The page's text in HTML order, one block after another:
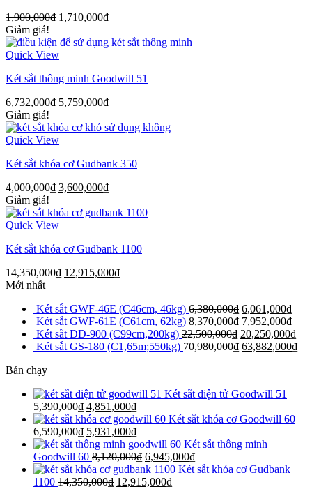
1,900,000₫ 1,710,000₫
Giảm giá!
Quick View
Két sắt thông minh Goodwill 51
6,732,000₫ 5,759,000₫
Giảm giá!
Quick View
Két sắt khóa cơ Gudbank 350
4,000,000₫ 3,600,000₫
Giảm giá!
Quick View
Két sắt khóa cơ Gudbank 1100
14,350,000₫ 12,915,000₫
Mới nhất
Két sắt GWF-46E (C46cm, 46kg) 6,380,000₫ 6,061,000₫
Két sắt GWF-61E (C61cm, 62kg) 8,370,000₫ 7,952,000₫
Két sắt DD-900 (C99cm,200kg) 22,500,000₫ 20,250,000₫
Két sắt GS-180 (C1,65m;550kg) 70,980,000₫ 63,882,000₫
Bán chạy
Két sắt điện tử Goodwill 51
5,390,000₫ 4,851,000₫
Két sắt khóa cơ Goodwill 60
6,590,000₫ 5,931,000₫
Két sắt thông minh
Goodwill 60 8,120,000₫ 6,945,000₫
Két sắt khóa cơ Gudbank
1100 14,350,000₫ 12,915,000₫